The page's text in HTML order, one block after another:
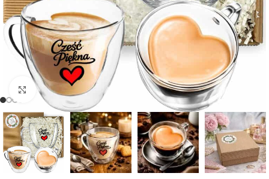
Powiększ